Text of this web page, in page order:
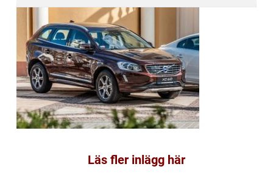
Läs fler inlägg här